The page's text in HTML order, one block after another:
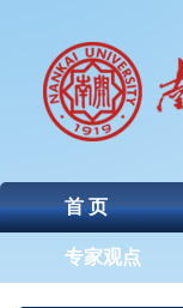
首 页
专家观点